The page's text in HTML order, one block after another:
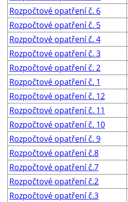
Rozpočtové opatření č. 6
Rozpočtové opatření č. 5
Rozpočtové opatření č. 4
Rozpočtové opatření č. 3
Rozpočtové opatření č. 2
Rozpočtové opatření č. 1
Rozpočtové opatření č. 12
Rozpočtové opatření č. 11
Rozpočtové opatření č. 10
Rozpočtové opatření č. 9
Rozpočtové opatření č.8
Rozpočtové opatření č.7
Rozpočtové opatření č.2
Rozpočtové opatření č.3